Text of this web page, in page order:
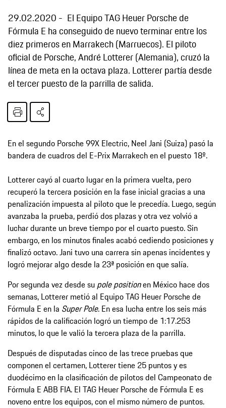
29.02.2020
El Equipo TAG Heuer Porsche de
Fórmula E ha conseguido de nuevo terminar entre los
diez primeros en Marrakech (Marruecos). El piloto
oficial de Porsche, André Lotterer (Alemania), cruzó la
línea de meta en la octava plaza. Lotterer partía desde
el tercer puesto de la parrilla de salida.
En el segundo Porsche 99X Electric, Neel Jani (Suiza) pasó la
bandera de cuadros del E-Prix Marrakech en el puesto 18º.
Lotterer cayó al cuarto lugar en la primera vuelta, pero
recuperó la tercera posición en la fase inicial gracias a una
penalización impuesta al piloto que le precedía. Luego, según
avanzaba la prueba, perdió dos plazas y otra vez volvió a
luchar durante un breve tiempo por el cuarto puesto. Sin
embargo, en los minutos finales acabó cediendo posiciones y
finalizó octavo. Jani tuvo una carrera sin apenas incidentes y
logró mejorar algo desde la 23ª posición en que salía.
Por segunda vez desde su pole positionen México hace dos
semanas, Lotterer metió al Equipo TAG Heuer Porsche de
Fórmula E en la Super Pole. En esa lucha entre los seis más
rápidos de la calificación logró un tiempo de 1:17.253
minutos, lo que le valió la tercera plaza de la parrilla.
Después de disputadas cinco de las trece pruebas que
componen el certamen, Lotterer tiene 25 puntos y es
duodécimo en la clasificación de pilotos del Campeonato de
Fórmula E ABB FIA. El TAG Heuer Porsche de Fórmula E es
noveno entre los equipos, con el mismo número de puntos.